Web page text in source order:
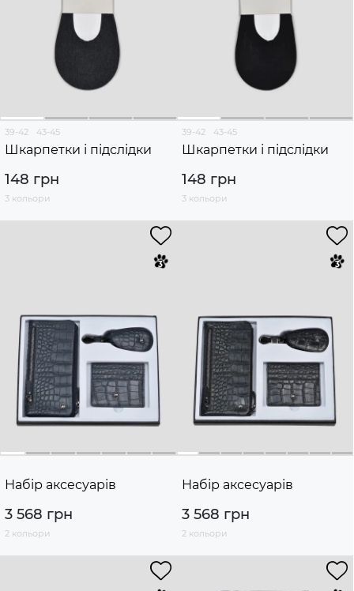
39-42 43-45
Шкарпетки і підслідки
148 грн
3 кольори
39-42 43-45
Шкарпетки і підслідки
148 грн
3 кольори
Набір аксесуарів
3 568 грн
2 кольори
Набір аксесуарів
3 568 грн
2 кольори